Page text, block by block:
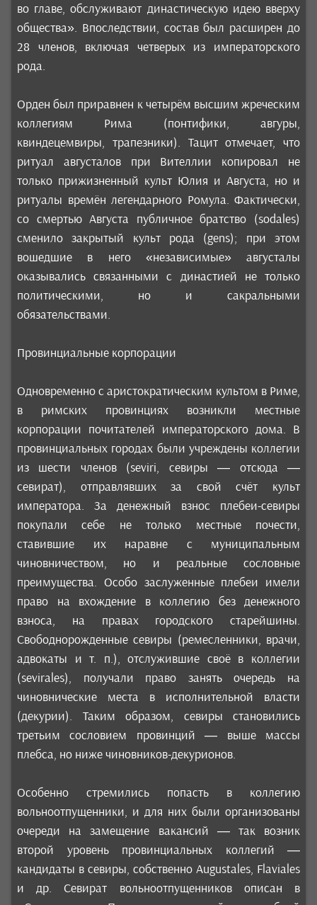
во главе, обслуживают династическую идею вверху
общества». Впоследствии, состав был расширен до
28 членов, включая четверых из императорского
рода.
Орден был приравнен к четырём высшим жреческим
коллегиям Рима (понтифики, авгуры,
квиндецемвиры, трапезники). Тацит отмечает, что
ритуал августалов при Вителлии копировал не
только прижизненный культ Юлия и Августа, но и
ритуалы времён легендарного Ромула. Фактически,
со смертью Августа публичное братство (sodales)
сменило закрытый культ рода (gens); при этом
вошедшие в него «независимые» августалы
оказывались связанными с династией не только
политическими, но и сакральными
обязательствами.
Провинциальные корпорации
Одновременно с аристократическим культом в Риме,
в римских провинциях возникли местные
корпорации почитателей императорского дома. В
провинциальных городах были учреждены коллегии
из шести членов (seviri, севиры — отсюда —
севират), отправлявших за свой счёт культ
императора. За денежный взнос плебеи-севиры
покупали себе не только местные почести,
ставившие их наравне с муниципальным
чиновничеством, но и реальные сословные
преимущества. Особо заслуженные плебеи имели
право на вхождение в коллегию без денежного
взноса, на правах городского старейшины.
Свободнорожденные севиры (ремесленники, врачи,
адвокаты и т. п.), отслужившие своё в коллегии
(sevirales), получали право занять очередь на
чиновнические места в исполнительной власти
(декурии). Таким образом, севиры становились
третьим сословием провинций — выше массы
плебса, но ниже чиновников-декурионов.
Особенно стремились попасть в коллегию
вольноотпущенники, и для них были организованы
очереди на замещение вакансий — так возник
второй уровень провинциальных коллегий —
кандидаты в севиры, собственно Augustales, Flaviales
и др. Севират вольноотпущенников описан в